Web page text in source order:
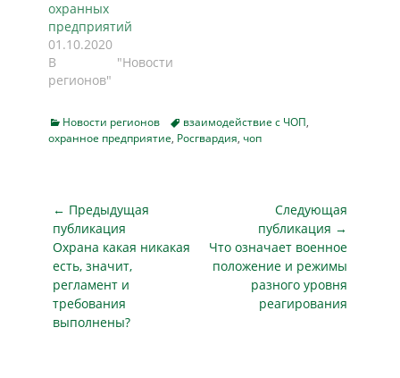
за деятельностью
подразделений
охранных
предприятий
01.10.2020
В "Новости
регионов"
Categories
Новости регионов Tagsвзаимодействие с ЧОП,
охранное предприятие, Росгвардия, чоп
Навигация
по
записям
← Предыдущая
публикация
Предыдущая
публикация
Охрана какая никакая
есть, значит,
регламент и
требования
выполнены?
Следующая
публикация →
Следующая
публикация
Что означает военное
положение и режимы
разного уровня
реагирования